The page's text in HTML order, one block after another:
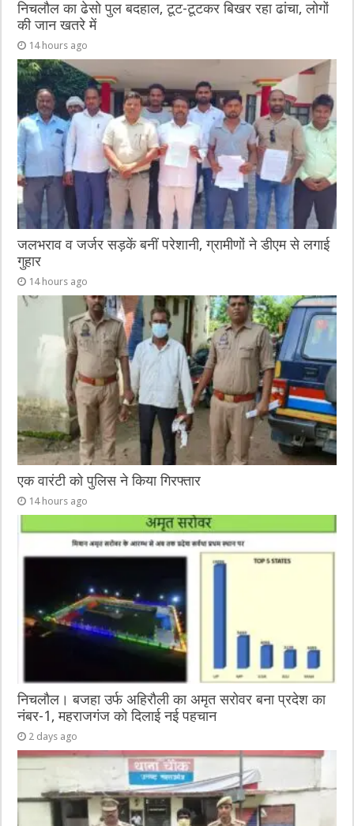
निचलौल का ढेसो पुल बदहाल, टूट-टूटकर बिखर रहा ढांचा, लोगों
की जान खतरे में
14 hours ago
जलभराव व जर्जर सड़कें बनीं परेशानी, ग्रामीणों ने डीएम से लगाई
गुहार
14 hours ago
एक वारंटी को पुलिस ने किया गिरफ्तार
14 hours ago
निचलौल। बजहा उर्फ अहिरौली का अमृत सरोवर बना प्रदेश का
नंबर-1, महराजगंज को दिलाई नई पहचान
2 days ago